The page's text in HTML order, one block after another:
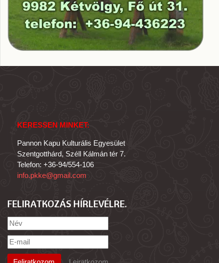
KERESSEN MINKET:
Pannon Kapu Kulturális Egyesület
Szentgotthárd, Széll Kálmán tér 7.
Telefon: +36-94/554-106
info.pkke@gmail.com
FELIRATKOZÁS HÍRLEVÉLRE